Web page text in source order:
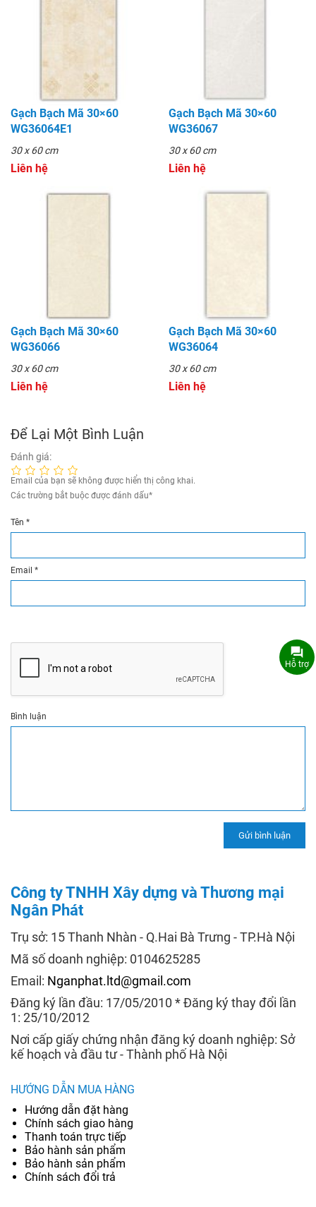
Gạch Bạch Mã 30×60
WG36064E1
30 x 60 cm
Liên hệ
Gạch Bạch Mã 30×60
WG36067
30 x 60 cm
Liên hệ
Gạch Bạch Mã 30×60
WG36066
30 x 60 cm
Liên hệ
Gạch Bạch Mã 30×60
WG36064
30 x 60 cm
Liên hệ
Để Lại Một Bình Luận
Đánh giá:
Email của bạn sẽ không được hiển thị công khai.
Các trường bắt buộc được đánh dấu*
Tên *
Email *
Bình luận
Công ty TNHH Xây dựng và Thương mại
Ngân Phát
Trụ sở: 15 Thanh Nhàn - Q.Hai Bà Trưng - TP.Hà Nội
Mã số doanh nghiệp: 0104625285
Email: Nganphat.ltd@gmail.com
Đăng ký lần đầu: 17/05/2010 * Đăng ký thay đổi lần
1: 25/10/2012
Nơi cấp giấy chứng nhận đăng ký doanh nghiệp: Sở
kế hoạch và đầu tư - Thành phố Hà Nội
HƯỚNG DẪN MUA HÀNG
Hướng dẫn đặt hàng
Chính sách giao hàng
Thanh toán trực tiếp
Bảo hành sản phẩm
Bảo hành sản phẩm
Chính sách đổi trả
Hỗ trợ